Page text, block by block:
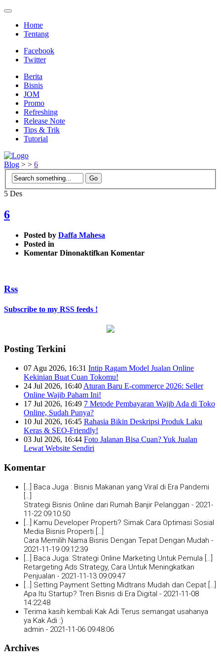
Home
Tentang
Facebook
Twitter
Berita
Bisnis
JOM
Promo
Refreshing
Release Note
Tips & Trik
Tutorial
Blog > > 6
5 Des
6
Posted by Daffa Mahesa
Posted in
Komentar Dinonaktifkan pada
Komentar
Rss
Subscribe to my RSS feeds !
Posting Terkini
07 Agu 2026, 16:31 Intip Ragam Model Jualan Online
Kekinian Buat Cuan Tokomu!
24 Jul 2026, 16:40 Aturan Baru E-commerce 2026: Seller
Online Wajib Paham Ini!
17 Jul 2026, 16:49 7 Metode Pembayaran Wajib Ada di Toko
Online, Sudah Punya?
10 Jul 2026, 16:45 Rahasia Bikin Deskripsi Produk Laku
Keras & SEO-Friendly!
03 Jul 2026, 16:44 Foto Jalanan Bisa Cuan? Yuk Jualan
Lewat Website Sendiri
Komentar
[…] Baca Juga : Bisnis Makanan yang Viral di Era Pandemi
Strategi Bisnis Online dari Rumah Banjir Pelanggan - 2021-
11-22 09:10:50
[…] Kamu Developer Properti? Simak Cara Optimasi Sosial
Media Bisnis Properti […]
Cara Memilih Nama Bisnis Dengan Tepat Dengan Mudah -
2021-11-19 09:12:39
[…] Baca Juga: Strategi Online Marketing Untuk Pemula […]
Retargeting Ads Strategy, Cara Untuk Meningkatkan
Penjualan - 2021-11-13 09:09:47
[…] Setting Payment Setting Midtrans Mudah dan Cepat […]
Apa Itu Startup? Tren Bisnis di Era Digital - 2021-11-08
14:22:48
Terima kasih kembali Kak Adi Terus semangat usahanya
ya Kak Adi :)
admin - 2021-11-06 09:48:06
Archives